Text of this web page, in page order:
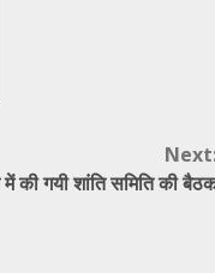
की गयी शांति समिति की